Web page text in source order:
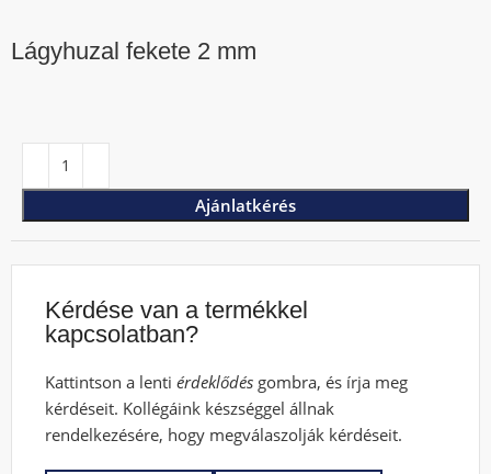
Lágyhuzal fekete 2 mm
Ajánlatkérés
Kérdése van a termékkel
kapcsolatban?
Kattintson a lentiérdeklődés gombra, és írja meg
kérdéseit. Kollégáink készséggel állnak
rendelkezésére, hogy megválaszolják kérdéseit.